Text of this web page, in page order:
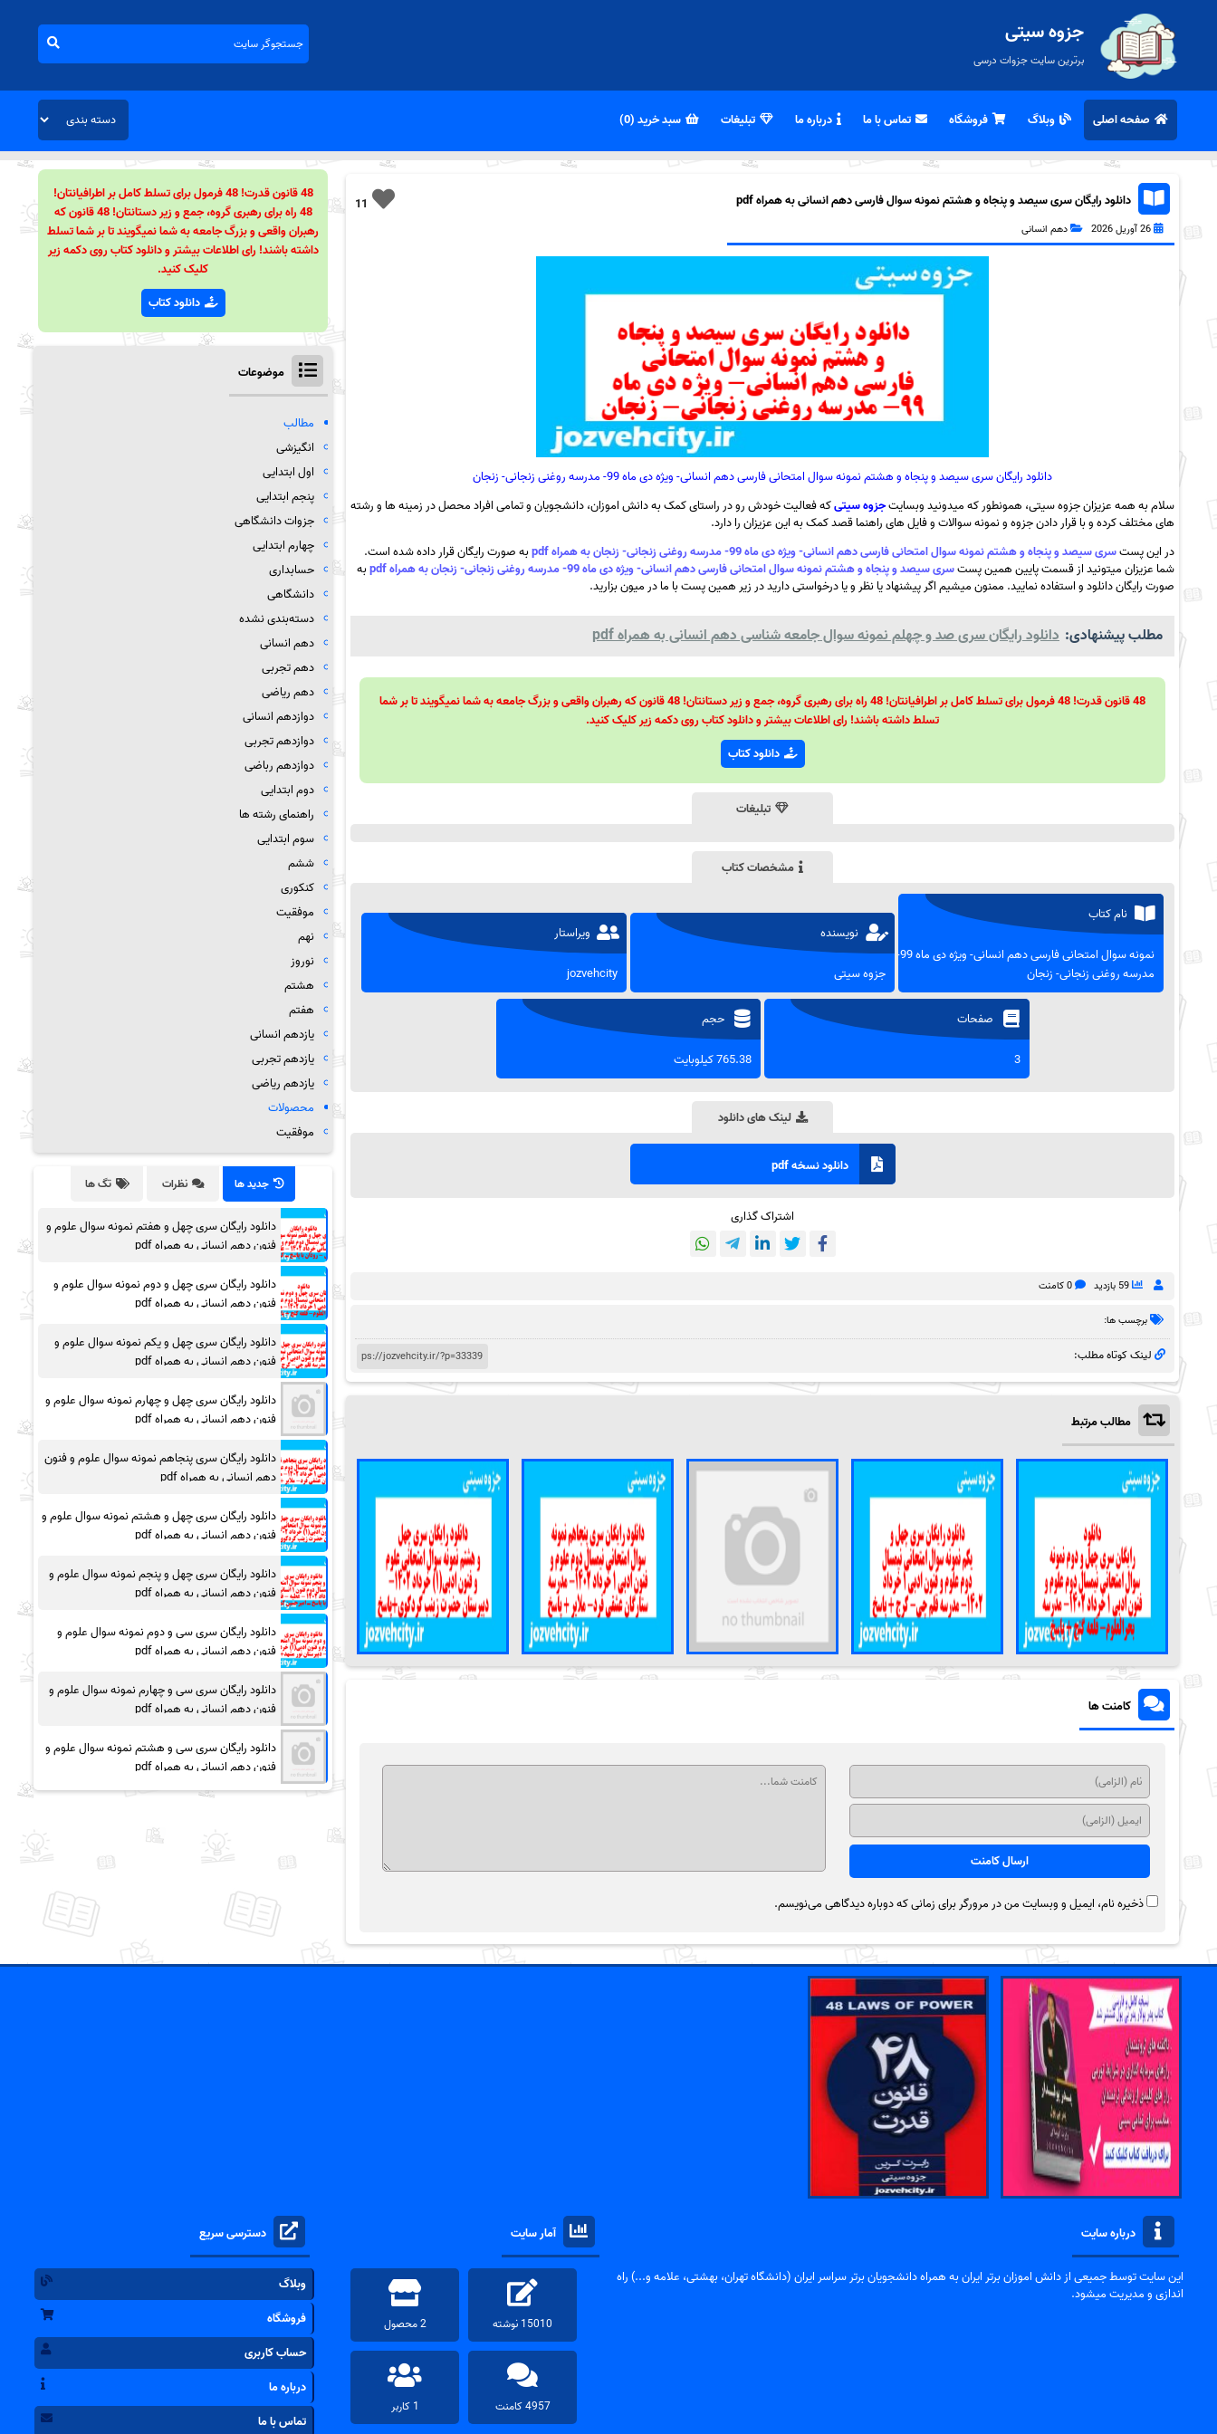
جزوه سیتی
برترین سایت جزوات درسی
صفحه اصلی وبلاگ فروشگاه تماس با ما درباره ما تبلیغات سبد خرید (0)
11 دانلود رایگان سری سیصد و پنجاه و هشتم نمونه سوال فارسی دهم انسانی به همراه pdf
26 آوریل 2026 دهم انسانی
دانلود رایگان سری سیصد و پنجاه و هشتم نمونه سوال امتحانی فارسی دهم انسانی- ویژه دی ماه 99- مدرسه روغنی زنجانی- زنجان
سلام به همه عزیزان جزوه سیتی، همونطور که میدونید وبسایتجزوه سیتیکه فعالیت خودش رو در راستای کمک به دانش اموزان، دانشجویان و تمامی افراد محصل در زمینه ها و رشته
های مختلف کرده و با قرار دادن جزوه و نمونه سوالات و فایل های راهنما قصد کمک به این عزیزان را دارد.
در این پستسری سیصد و پنجاه و هشتم نمونه سوال امتحانی فارسی دهم انسانی- ویژه دی ماه 99- مدرسه روغنی زنجانی- زنجان به همراه pdf
به صورت رایگان قرار داده شده است.
شما عزیزان میتونید از قسمت پایین همین پستسری سیصد و پنجاه و هشتم نمونه سوال امتحانی فارسی دهم انسانی- ویژه دی ماه 99- مدرسه روغنی زنجانی- زنجان به همراه pdf
به
صورت رایگان دانلود و استفاده نمایید. ممنون میشیم اگر پیشنهاد یا نظر و یا درخواستی دارید در زیر همین پست با ما در میون بزارید.
مطلب پیشنهادی: دانلود رایگان سری صد و چهلم نمونه سوال جامعه شناسی دهم انسانی به همراه pdf
48 قانون قدرت! 48 فرمول برای تسلط کامل بر اطرافیانتان! 48 راه برای رهبری گروه، جمع و زیر دستانتان! 48 قانون که رهبران واقعی و بزرگ جامعه به شما نمیگویند تا بر شما
تسلط داشته باشند! رای اطلاعات بیشتر و دانلود کتاب روی دکمه زیر کلیک کنید.
دانلود کتاب
تبلیغات
مشخصات کتاب
نام کتاب
نمونه سوال امتحانی فارسی دهم انسانی- ویژه دی ماه 99-
مدرسه روغنی زنجانی- زنجان
نویسنده
جزوه سیتی
ویراستار
jozvehcity
صفحات
3
حجم
765.38 کیلوبایت
لینک های دانلود
دانلود نسخه pdf
اشتراک گذاری
59 بازدید 0 کامنت
برچسب ها:
لینک کوتاه مطلب:
مطالب مرتبط
کامنت ها
ذخیره نام، ایمیل و وبسایت من در مرورگر برای زمانی که دوباره دیدگاهی می‌نویسم.
48 قانون قدرت! 48 فرمول برای تسلط کامل بر اطرافیانتان!
48 راه برای رهبری گروه، جمع و زیر دستانتان! 48 قانون که
رهبران واقعی و بزرگ جامعه به شما نمیگویند تا بر شما تسلط
داشته باشند! رای اطلاعات بیشتر و دانلود کتاب روی دکمه زیر
کلیک کنید.
دانلود کتاب
موضوعات
مطالب
انگیزشی
اول ابتدایی
پنجم ابتدایی
جزوات دانشگاهی
چهارم ابتدایی
حسابداری
دانشگاهی
دسته‌بندی نشده
دهم انسانی
دهم تجربی
دهم ریاضی
دوازدهم انسانی
دوازدهم تجربی
دوازدهم رباضی
دوم ابتدایی
راهنمای رشته ها
سوم ابتدایی
ششم
کنکوری
موفقیت
نهم
نوروز
هشتم
هفتم
یازدهم انسانی
یازدهم تجربی
یازدهم ریاضی
محصولات
موفقیت
جدید ها نظرات تگ ها
دانلود رایگان سری چهل و هفتم نمونه سوال علوم و
فنون دهم انسانی به همراه pdf
دانلود رایگان سری چهل و دوم نمونه سوال علوم و
فنون دهم انسانی به همراه pdf
دانلود رایگان سری چهل و یکم نمونه سوال علوم و
فنون دهم انسانی به همراه pdf
دانلود رایگان سری چهل و چهارم نمونه سوال علوم و
فنون دهم انسانی به همراه pdf
دانلود رایگان سری پنجاهم نمونه سوال علوم و فنون
دهم انسانی به همراه pdf
دانلود رایگان سری چهل و هشتم نمونه سوال علوم و
فنون دهم انسانی به همراه pdf
دانلود رایگان سری چهل و پنجم نمونه سوال علوم و
فنون دهم انسانی به همراه pdf
دانلود رایگان سری سی و دوم نمونه سوال علوم و
فنون دهم انسانی به همراه pdf
دانلود رایگان سری سی و چهارم نمونه سوال علوم و
فنون دهم انسانی به همراه pdf
دانلود رایگان سری سی و هشتم نمونه سوال علوم و
فنون دهم انسانی به همراه pdf
درباره سایت
این سایت توسط جمیعی از دانش اموزان برتر ایران به همراه دانشجویان برتر سراسر ایران (دانشگاه تهران، بهشتی، علامه و...) راه
اندازی و مدیریت میشود.
آمار سایت
15010 نوشته 2 محصول
4957 کامنت 1 کاربر
دسترسی سریع
وبلاگ
فروشگاه
حساب کاربری
درباره ما
تماس با ما